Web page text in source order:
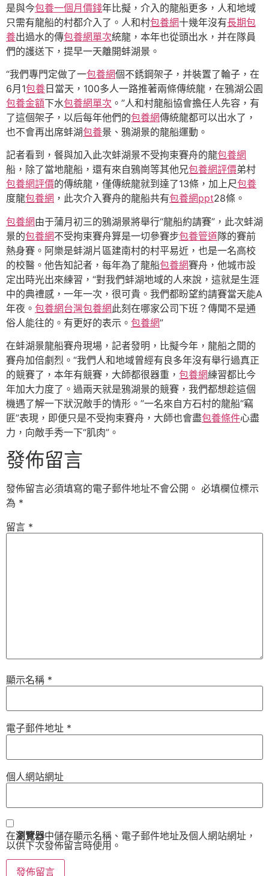
是與今包養一個月價錢年比擬，介入的龍船更多，人和地域
只需有龍船的村都介入了。人和村包養網十幾年沒有長期包
養出過水的傳包養網單次統龍，本年也從頭出水，并在隊員
們的護送下，提早一天離開蚌湖景。
“我們專門定做了一包養網個不銹鋼架子，并裝置了輪子，在
6月1包養日當天，100多人一路推著兩條傳統龍，在鴉湖公園
包養金額下水包養網單次 。”人和村龍船協會擔任人先容，有
了這個架子，以后每年他們的包養網傳統龍都可以出水了，
也不會再出席蚌湖包養景、鴉湖景的龍船運動。
記者看到，餐與加入此次蚌湖景不受拘束賽舟的龍包養網
船，除了當地龍船，還有來自鴉崗等其他兄包養網評價弟村
包養網評價的傳統龍，僅傳統龍就到達了13條，加上尺包養
度龍包養網 ，此次介入賽舟的龍船共有包養網ppt28條。
包養網由于蒲月初三的鴉湖景將舉行“龍船約請賽”，此次蚌湖
景的包養網不受拘束賽舟算是一切參賽步包養管道隊的賽前
熱身賽。阿樂是蚌湖片區建南村的村平易近，也是一名高校
的校醫。他告知記者，每年為了龍船包養網賽舟，他城市設
定出時光出來練習，“對我們蚌湖地域的人來說，這就是生涯
中的典禮感，一年一次，很可貴。我們都盼望約請賽當天能A
年夜。 包養網台灣包養網此刻在哪家公司下班？傳聞不是通
俗人能往的。有更好的表示。 包養網”
在蚌湖景龍船賽舟現場，記者發明，比擬今年，龍船之間的
賽舟加倍劇烈。“我們人和地域曾經有良多年沒有舉行過真正
的競賽了，本年有競賽，大師都很器重， 包養網練習都比今
年加大力度了。過兩天就是鴉湖景的競賽，我們都想趁這個
機遇了解一下狀況敵手的情形。”一名來自方石村的龍船“竊
匪”表現，即便只是不受拘束賽舟，大師也會盡包養條件心盡
力，向敵手秀一下“肌肉”。
發佈留言
發佈留言必須填寫的電子郵件地址不會公開。 必填欄位標示
為 *
留言 *
顯示名稱 *
電子郵件地址 *
個人網站網址
在瀏覽器中儲存顯示名稱、電子郵件地址及個人網站網址，
以供下次發佈留言時使用。